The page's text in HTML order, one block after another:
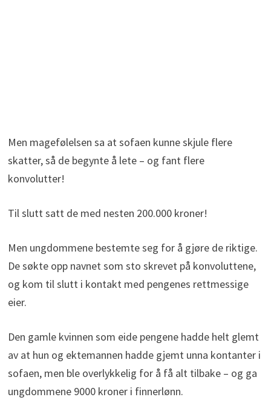
Men magefølelsen sa at sofaen kunne skjule flere
skatter, så de begynte å lete – og fant flere
konvolutter!
Til slutt satt de med nesten 200.000 kroner!
Men ungdommene bestemte seg for å gjøre de riktige.
De søkte opp navnet som sto skrevet på konvoluttene,
og kom til slutt i kontakt med pengenes rettmessige
eier.
Den gamle kvinnen som eide pengene hadde helt glemt
av at hun og ektemannen hadde gjemt unna kontanter i
sofaen, men ble overlykkelig for å få alt tilbake – og ga
ungdommene 9000 kroner i finnerlønn.